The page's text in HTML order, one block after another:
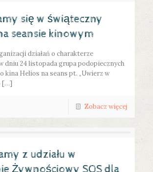
się w świąteczny
seansie kinowym
działań o charakterze
dniu 24 listopada grupa podopiecznych
kina Helios na seans pt. „Uwierz w
[…]
Zobacz więcej
z udziału w